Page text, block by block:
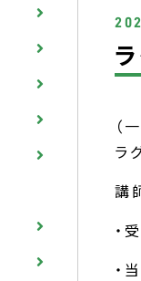
（
ラ
講
・
・